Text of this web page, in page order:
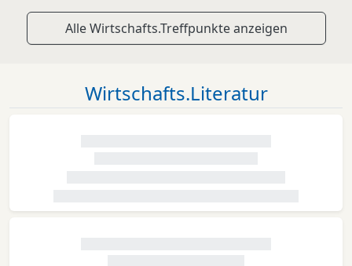
Alle Wirtschafts.Treffpunkte anzeigen
Wirtschafts.Literatur